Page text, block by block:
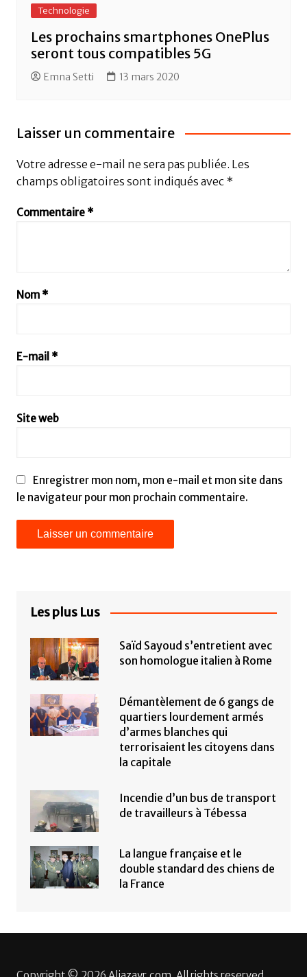
Technologie
Les prochains smartphones OnePlus
seront tous compatibles 5G
Emna Setti 13 mars 2020
Laisser un commentaire
Votre adresse e-mail ne sera pas publiée. Les
champs obligatoires sont indiqués avec *
Commentaire *
Nom *
E-mail *
Site web
Enregistrer mon nom, mon e-mail et mon site dans
le navigateur pour mon prochain commentaire.
Les plus Lus
Saïd Sayoud s’entretient avec
son homologue italien à Rome
Démantèlement de 6 gangs de
quartiers lourdement armés
d’armes blanches qui
terrorisaient les citoyens dans
la capitale
Incendie d’un bus de transport
de travailleurs à Tébessa
La langue française et le
double standard des chiens de
la France